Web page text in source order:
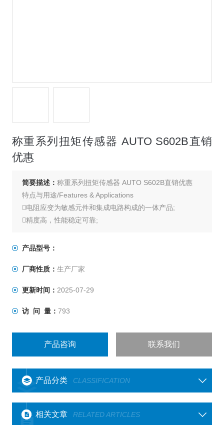
称重系列扭矩传感器 AUTO S602B直销
优惠
简要描述： 称重系列扭矩传感器 AUTO S602B直销优惠
特点与用途/Features & Applications
电阻应变为敏感元件和集成电路构成的一体产品;
精度高，性能稳定可靠;
矩信号;
最高转速不超过4000转/分钟。
产品型号：
厂商性质： 生产厂家
更新时间： 2025-07-29
访 问 量： 793
产品咨询 联系我们
产品分类 CLASSIFICATION
相关文章 RELATED ARTICLES